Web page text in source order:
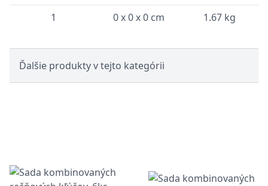
1
0 x 0 x 0 cm 1.67 kg
Ďalšie produkty v tejto kategórii